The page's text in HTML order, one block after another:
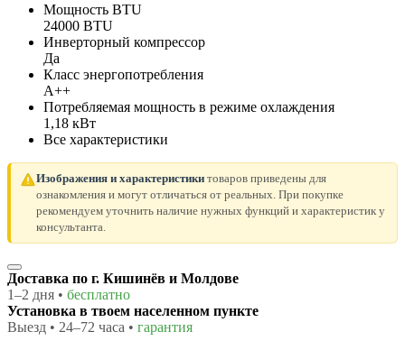
Мощность BTU
24000 BTU
Инверторный компрессор
Да
Класс энергопотребления
A++
Потребляемая мощность в режиме охлаждения
1,18 кВт
Все характеристики
Изображения и характеристики товаров приведены для
ознакомления и могут отличаться от реальных. При покупке
рекомендуем уточнить наличие нужных функций и характеристик у
консультанта.
Доставка по г. Кишинёв и Молдове
1–2 дня • бесплатно
Установка в твоем населенном пункте
Выезд • 24–72 часа • гарантия